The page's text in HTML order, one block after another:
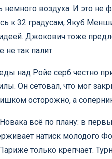
немного воздуха. И это не
к 32 градусам, Якуб
Джокович тоже
не так палит.
над Ройе серб честно
Он сетовал, что мог
осторожно, а
всё по плану: в
натиск молодого
только крепчает.